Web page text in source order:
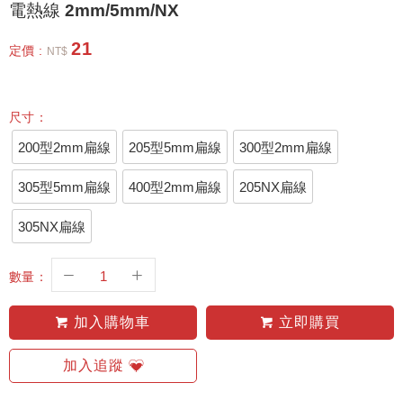
電熱線 2mm/5mm/NX
定價 : NT$ 21
尺寸：
200型2mm扁線 205型5mm扁線 300型2mm扁線
305型5mm扁線 400型2mm扁線 205NX扁線
305NX扁線
數量：
加入購物車 立即購買
加入追蹤